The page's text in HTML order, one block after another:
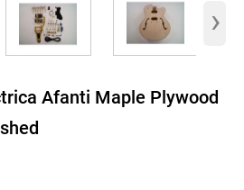
›
Afanti Maple Plywood